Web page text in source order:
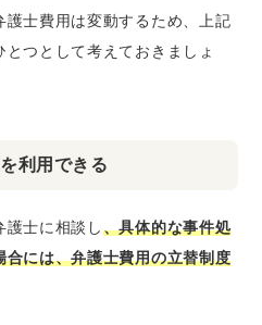
士費用は変動するため、上記
つとして考えておきましょ
利用できる
護士に相談し、具体的な事件処
には、弁護士費用の立替制度